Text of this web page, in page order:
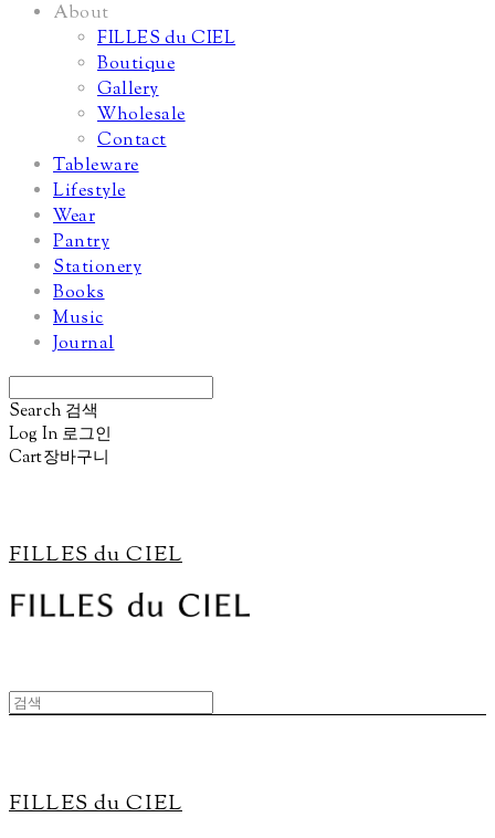
About
FILLES du CIEL
Boutique
Gallery
Wholesale
Contact
Tableware
Lifestyle
Wear
Pantry
Stationery
Books
Music
Journal
Search 검색
Log In 로그인
Cart장바구니
FILLES du CIEL
FILLES du CIEL